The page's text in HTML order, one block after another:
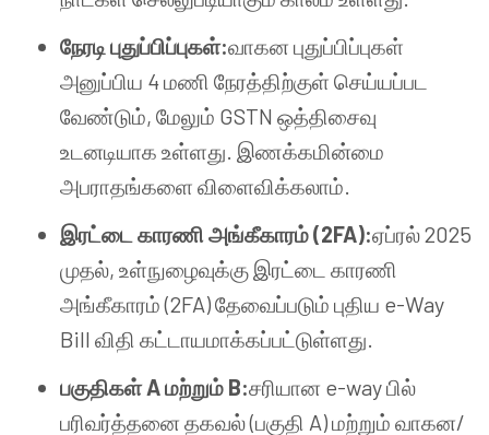
நேரடி புதுப்பிப்புகள்:வாகன புதுப்பிப்புகள்
அனுப்பிய 4 மணி நேரத்திற்குள் செய்யப்பட
வேண்டும், மேலும் GSTN ஒத்திசைவு
உடனடியாக உள்ளது. இணக்கமின்மை
அபராதங்களை விளைவிக்கலாம்.
இரட்டை காரணி அங்கீகாரம் (2FA):ஏப்ரல் 2025
முதல், உள்நுழைவுக்கு இரட்டை காரணி
அங்கீகாரம் (2FA) தேவைப்படும் புதிய e-Way
Bill விதி கட்டாயமாக்கப்பட்டுள்ளது.
பகுதிகள் A மற்றும் B:சரியான e-way பில்
பரிவர்த்தனை தகவல் (பகுதி A) மற்றும் வாகன/